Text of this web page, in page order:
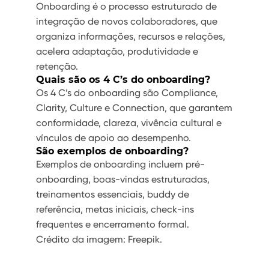
Onboarding é o processo estruturado de
integração de novos colaboradores, que
organiza informações, recursos e relações,
acelera adaptação, produtividade e
retenção.
Quais são os 4 C’s do onboarding?
Os 4 C’s do onboarding são Compliance,
Clarity, Culture e Connection, que garantem
conformidade, clareza, vivência cultural e
vínculos de apoio ao desempenho.
São exemplos de onboarding?
Exemplos de onboarding incluem pré-
onboarding, boas-vindas estruturadas,
treinamentos essenciais, buddy de
referência, metas iniciais, check-ins
frequentes e encerramento formal.
Crédito da imagem: Freepik.